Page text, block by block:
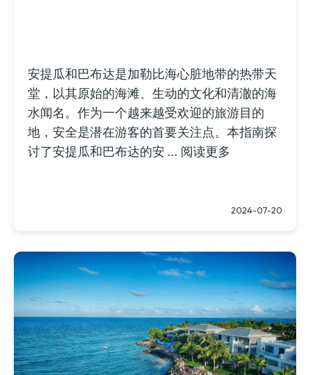
安提瓜和巴布达是加勒比海心脏地带的热带天
堂，以其原始的海滩、生动的文化和清澈的海
水闻名。作为一个越来越受欢迎的旅游目的
地，安全是潜在游客的首要关注点。本指南探
讨了安提瓜和巴布达的安 ... 阅读更多
2024-07-20